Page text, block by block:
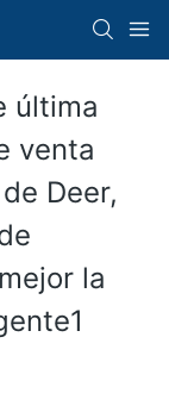
última
venta
Deer,
la